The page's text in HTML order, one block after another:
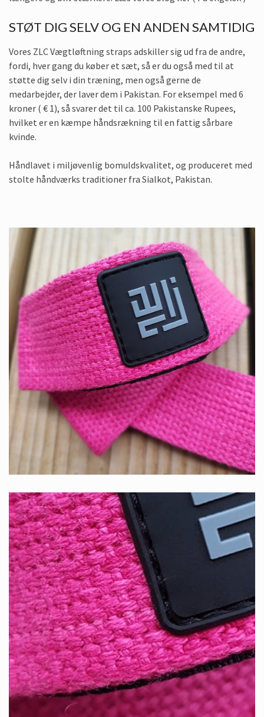
STØT DIG SELV OG EN ANDEN SAMTIDIG
Vores ZLC Vægtløftning straps adskiller sig ud fra de andre,
fordi, hver gang du køber et sæt, så er du også med til at
støtte dig selv i din træning, men også gerne de
medarbejder, der laver dem i Pakistan. For eksempel med 6
kroner ( € 1), så svarer det til ca. 100 Pakistanske Rupees,
hvilket er en kæmpe håndsrækning til en fattig sårbare
kvinde.
Håndlavet i miljøvenlig bomuldskvalitet, og produceret med
stolte håndværks traditioner fra Sialkot, Pakistan.